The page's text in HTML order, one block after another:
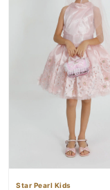
Star Pearl Kids